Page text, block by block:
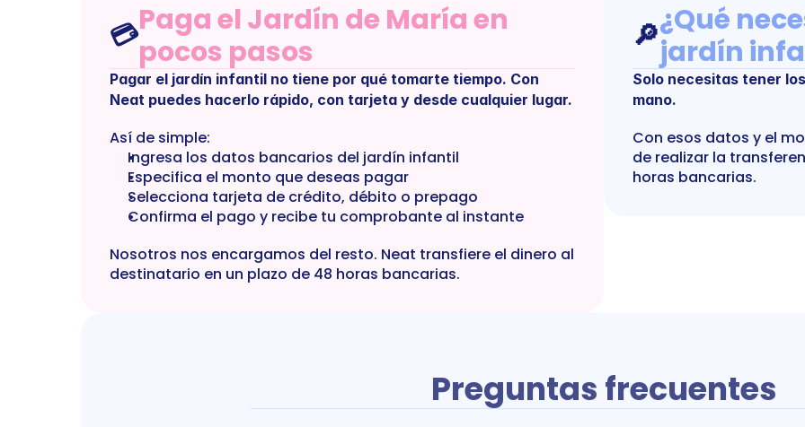
💳Paga el Jardín de María en
pocos pasos
Pagar el jardín infantil no tiene por qué tomarte tiempo. Con
Neat puedes hacerlo rápido, con tarjeta y desde cualquier lugar.
Así de simple:
Ingresa los datos bancarios del jardín infantil
Especifica el monto que deseas pagar
Selecciona tarjeta de crédito, débito o prepago
Confirma el pago y recibe tu comprobante al instante
Nosotros nos encargamos del resto. Neat transfiere el dinero al
destinatario en un plazo de 48 horas bancarias.
🔎¿Qué
jardín
Solo necesitas tener
mano.
Con esos datos y el
de realizar la
horas bancarias.
Preguntas frecuentes